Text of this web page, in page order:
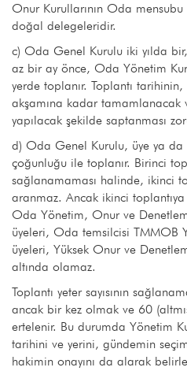
Onur Kurullarının Oda
doğal delegeleridir.
c) Oda Genel Kurulu iki yılda
az bir ay önce, Oda Yönetim
yerde toplanır. Toplantı
akşamına kadar tamamlanacak
yapılacak şekilde saptanması
d) Oda Genel Kurulu, üye ya da
çoğunluğu ile toplanır. Birinci
sağlanamaması halinde, ikinci
aranmaz. Ancak ikinci toplantıya
Oda Yönetim, Onur ve
üyeleri, Oda temsilcisi TMMOB
üyeleri, Yüksek Onur ve
altında olamaz.
Toplantı yeter sayısının
ancak bir kez olmak ve 60
ertelenir. Bu durumda Yönetim
tarihini ve yerini, gündemin
hakimin onayını da alarak